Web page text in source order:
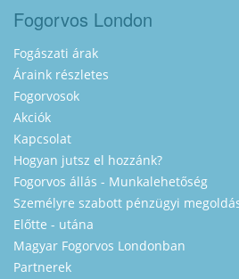
Fogorvos London
Fogászati árak
Áraink részletes
Fogorvosok
Akciók
Kapcsolat
Hogyan jutsz el hozzánk?
Fogorvos állás - Munkalehetőség
Személyre szabott pénzügyi
Előtte - utána
Magyar Fogorvos Londonban
Partnerek